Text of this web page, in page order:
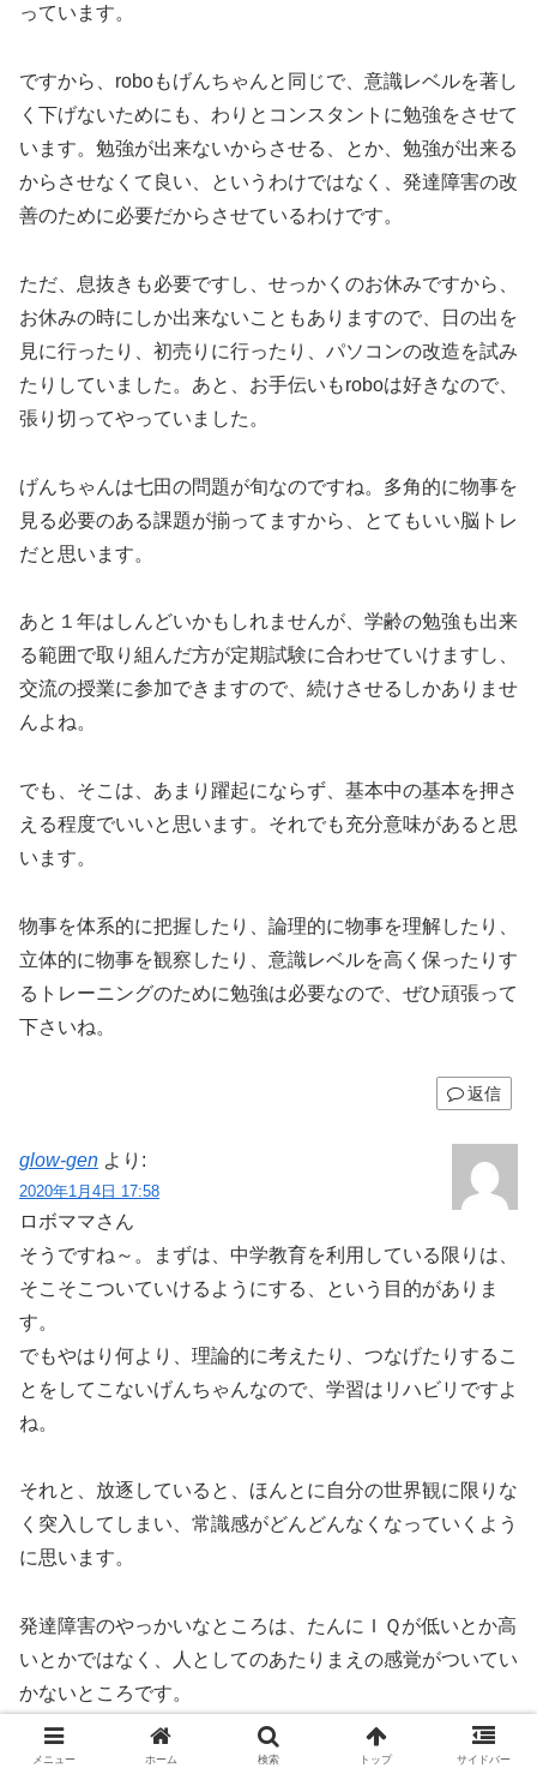
っています。
ですから、roboもげんちゃんと同じで、意識レベルを著し
く下げないためにも、わりとコンスタントに勉強をさせて
います。勉強が出来ないからさせる、とか、勉強が出来る
からさせなくて良い、というわけではなく、発達障害の改
善のために必要だからさせているわけです。
ただ、息抜きも必要ですし、せっかくのお休みですから、
お休みの時にしか出来ないこともありますので、日の出を
見に行ったり、初売りに行ったり、パソコンの改造を試み
たりしていました。あと、お手伝いもroboは好きなので、
張り切ってやっていました。
げんちゃんは七田の問題が旬なのですね。多角的に物事を
見る必要のある課題が揃ってますから、とてもいい脳トレ
だと思います。
あと１年はしんどいかもしれませんが、学齢の勉強も出来
る範囲で取り組んだ方が定期試験に合わせていけますし、
交流の授業に参加できますので、続けさせるしかありませ
んよね。
でも、そこは、あまり躍起にならず、基本中の基本を押さ
える程度でいいと思います。それでも充分意味があると思
います。
物事を体系的に把握したり、論理的に物事を理解したり、
立体的に物事を観察したり、意識レベルを高く保ったりす
るトレーニングのために勉強は必要なので、ぜひ頑張って
下さいね。
返信
glow-gen より:
2020年1月4日 17:58
ロボママさん
そうですね～。まずは、中学教育を利用している限りは、
そこそこついていけるようにする、という目的がありま
す。
でもやはり何より、理論的に考えたり、つなげたりするこ
とをしてこないげんちゃんなので、学習はリハビリですよ
ね。
それと、放逐していると、ほんとに自分の世界観に限りな
く突入してしまい、常識感がどんどんなくなっていくよう
に思います。
発達障害のやっかいなところは、たんにＩＱが低いとか高
いとかではなく、人としてのあたりまえの感覚がついてい
かないところです。
自分の世界観に放置すれば、ますますその欠点が増強され
メニュー ホーム 検索 トップ サイドバー